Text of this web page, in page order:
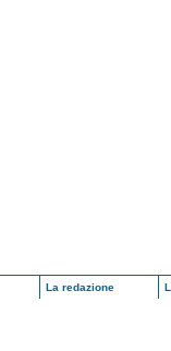
La redazione